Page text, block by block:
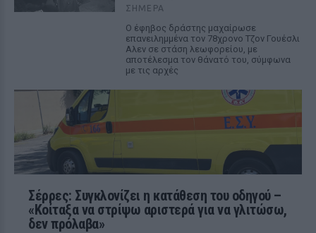
ΣΉΜΕΡΑ
Ο έφηβος δράστης μαχαίρωσε
επανειλημμένα τον 78χρονο Τζον Γουέσλι
Αλεν σε στάση λεωφορείου, με
αποτέλεσμα τον θάνατό του, σύμφωνα
με τις αρχές
Σέρρες: Συγκλονίζει η κατάθεση του οδηγού –
«Κοίταξα να στρίψω αριστερά για να γλιτώσω,
δεν πρόλαβα»